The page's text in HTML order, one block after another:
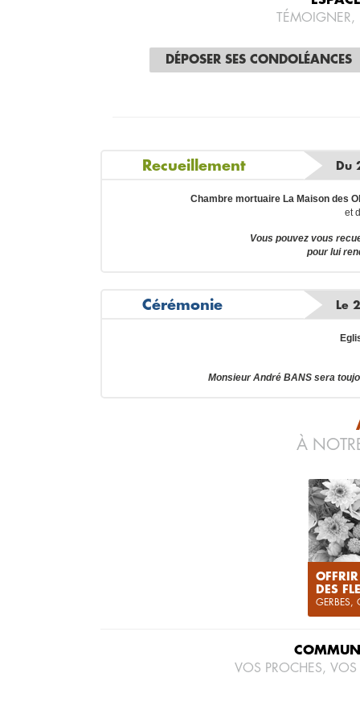
DÉPOSER SES CONDOLÉANCES
Recueillement Du
Chambre mortuaire La Maison des
et
Vous pouvez vous
pour lui
Cérémonie Le
Monsieur André BANS sera
À
OFFRIR
DES
GERBES,
VOS PROCHES,